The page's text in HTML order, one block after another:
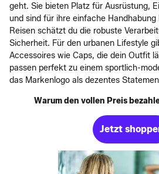
geht. Sie bieten Platz für Ausrüstung,
und sind für ihre einfache
Reisen schätzt du die robuste
Sicherheit. Für den urbanen Lifestyle
Accessoires wie Caps, die dein Outfit
passen perfekt zu einem sportlich-
das Markenlogo als dezentes
Warum den vollen Preis
Jetzt